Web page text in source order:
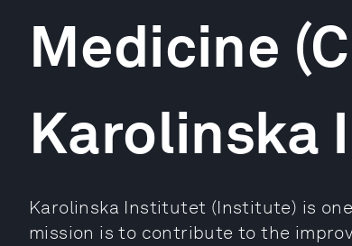
Medicine
Karolinska
Karolinska Institutet (Institute) is
mission is to contribute to the